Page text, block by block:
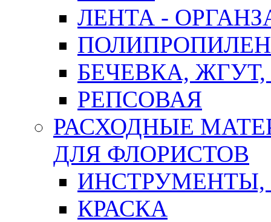
ЛЕНТА -
БЕЧЕВКА,
РЕПСОВАЯ
РАСХОДНЫЕ
ДЛЯ ФЛОРИСТОВ
ИНСТРУМЕНТЫ,
КРАСКА